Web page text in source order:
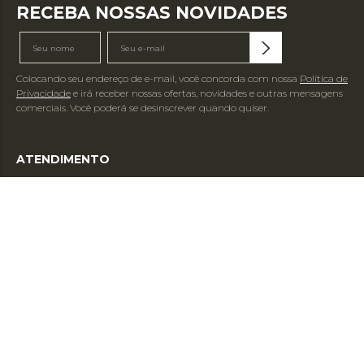
RECEBA NOSSAS NOVIDADES
Colocando seu endereço de e-mail, você concorda com nossa Política de
Privacidade e irá receber nossas ofertas, novidades e outras mensagens
comerciais. Você poderá se desinscrever quando quiser.
ATENDIMENTO